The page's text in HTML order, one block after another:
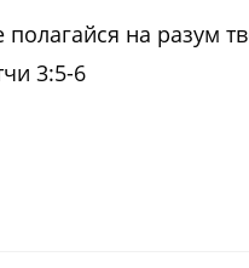
на разум
3:5-6